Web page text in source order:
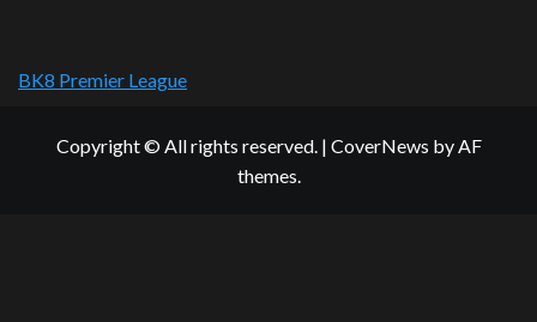
BK8 Premier League
Copyright © All rights reserved. | CoverNews by AF
themes.